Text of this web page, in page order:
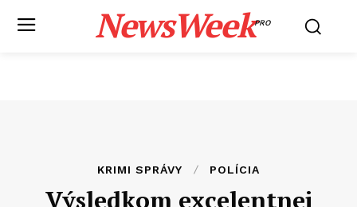
NewsWeekPRO
KRIMI SPRÁVY POLÍCIA
Výsledkom excelentnej